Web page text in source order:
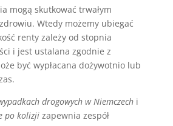
mogą skutkować trwałym
Wtedy możemy ubiegać
renty zależy od stopnia
i jest ustalana zgodnie z
być wypłacana dożywotnio lub
drogowych w Niemczechi
po kolizjizapewnia zespół